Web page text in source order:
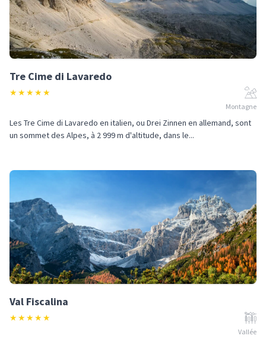
Tre Cime di Lavaredo
★★★★★
Montagne
Les Tre Cime di Lavaredo en italien, ou Drei Zinnen en allemand, sont
un sommet des Alpes, à 2 999 m d'altitude, dans le...
Val Fiscalina
★★★★★
Vallée